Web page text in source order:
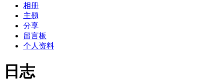
相册
主题
分享
留言板
个人资料
日志